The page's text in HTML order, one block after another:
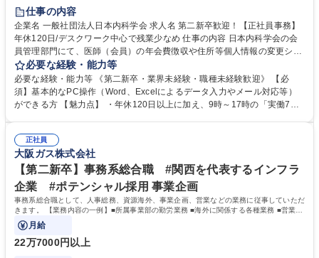
仕事の内容
企業名 一般社団法人日本内科学会 求人名 第二新卒歓迎！【正社員事務】
年休120日/デスクワーク中心で残業少なめ 仕事の内容 日本内科学会の会
員管理部門にて、医師（会員）の年会費徴収や住所等個人情報の変更シス
テム入力、電話・FAX対応をお任せします。将来的には、各種委員会の運
営事務局業務などにも幅広く携わっていただきます。 【会員管理・データ
入力業務】 ・医師（会員）の住所変更、個人情報のシステム登録・更新
・年会費の徴収管理や入金データの照合確認 【問い合わせ対応】 ・会員
年休120日/デスクワーク中心で残業少なめ
必要な経験・能力等
必要な経験・能力等 《第二新卒・業界未経験・職種未経験歓迎》 【必
須】基本的なPC操作（Word、Excelによるデータ入力やメール対応等）
ができる方 【魅力点】 ・年休120日以上に加え、9時～17時の「実働7時
整、資料作成、当日の運営サポート 学歴・資格 学歴：大学院 大学 語学
力： 資格：
正社員
大阪ガス株式会社
【第二新卒】事務系総合職 #関西を代表するインフラ
企業 #ポテンシャル採用 事業企画
事務系総合職として、人事総務、資源海外、事業企画、営業などの業務に従事していただ
きます。 【業務内容の一例】■所属事業部の勤労業務 ■海外に関係する各種業務 ■営業部
門の企画スタッフ、ルート営業
月給
22万7000円以上